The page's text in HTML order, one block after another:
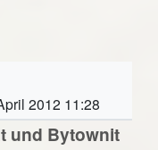
2012 11:28
und Bytownit